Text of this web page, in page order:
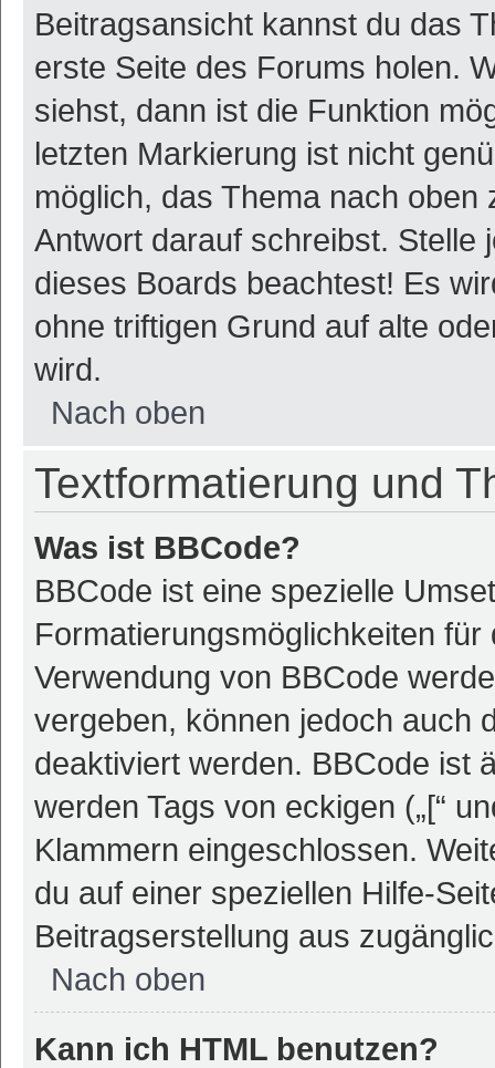
Beitragsansicht kannst du das
erste Seite des Forums holen.
siehst, dann ist die Funktion
letzten Markierung ist nicht
möglich, das Thema nach
Antwort darauf schreibst. Stelle
dieses Boards beachtest! Es
ohne triftigen Grund auf alte
wird.
Nach oben
Textformatierung und
Was ist BBCode?
BBCode ist eine spezielle
Formatierungsmöglichkeiten
Verwendung von BBCode
vergeben, können jedoch auch
deaktiviert werden. BBCode ist
werden Tags von eckigen („[“
Klammern eingeschlossen.
du auf einer speziellen Hilfe-
Beitragserstellung aus
Nach oben
Kann ich HTML benutzen?